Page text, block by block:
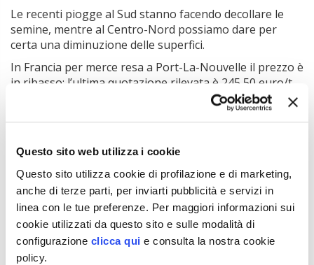
Questo sito web utilizza i cookie
Questo sito utilizza cookie di profilazione e di marketing,
anche di terze parti, per inviarti pubblicità e servizi in
linea con le tue preferenze. Per maggiori informazioni sui
cookie utilizzati da questo sito e sulle modalità di
configurazione clicca qui e consulta la nostra cookie
policy.
Le recenti piogge al Sud stanno facendo decollare le
semine, mentre al Centro-Nord possiamo dare per
certa una diminuzione delle superfici.
In Francia per merce resa a Port-La-Nouvelle il prezzo è
in ribasso: l’ultima quotazione rilevata è 245,50 euro/t
Prezzi grano duro 3 novembre
I prezzi del frumento duro nazionale sono in
aumento al Centro-Nord. Rialzi anche in Francia.
I prezzi del frumento duro nazionale continuano ad
aumentare, per lo meno al Centro-Nord.